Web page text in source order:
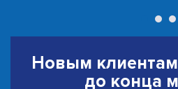
Новым клиентам
до конца